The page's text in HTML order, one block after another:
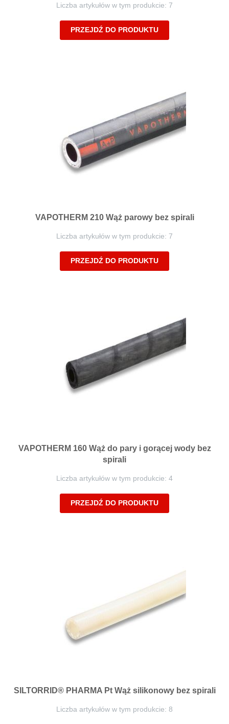
Liczba artykułów w tym produkcie: 7
PRZEJDŹ DO PRODUKTU
VAPOTHERM 210 Wąż parowy bez spirali
Liczba artykułów w tym produkcie: 7
PRZEJDŹ DO PRODUKTU
VAPOTHERM 160 Wąż do pary i gorącej wody bez
spirali
Liczba artykułów w tym produkcie: 4
PRZEJDŹ DO PRODUKTU
SILTORRID® PHARMA Pt Wąż silikonowy bez spirali
Liczba artykułów w tym produkcie: 8